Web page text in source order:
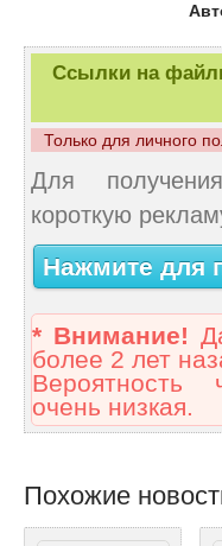
Ссылки на
Только для личного
Для
короткую
Нажмите для
* Внимание!
более 2 лет
Вероятность
очень низкая.
Похожие